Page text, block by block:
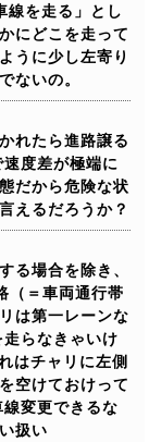
線を走る」とし
にどこを走って
うに少し左寄り
ないの。
れたら進路譲る
度差が極端に
だから危険な状
えるだろうか？
る場合を除き、
（＝車両通行帯
は第一レーンな
らなきゃいけ
はチャリに左側
空けておけって
変更できるな
扱い